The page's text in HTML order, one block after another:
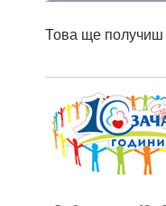
Това ще получиш